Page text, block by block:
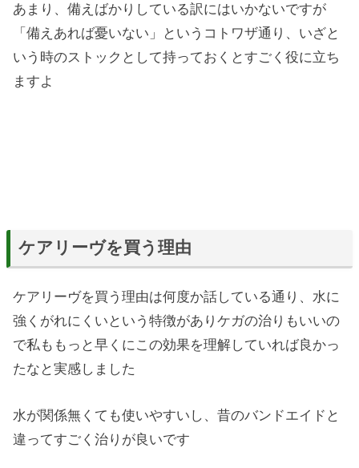
あまり、備えばかりしている訳にはいかないですが
「備えあれば憂いない」というコトワザ通り、いざと
いう時のストックとして持っておくとすごく役に立ち
ますよ
ケアリーヴを買う理由
ケアリーヴを買う理由は何度か話している通り、水に
強くがれにくいという特徴がありケガの治りもいいの
で私ももっと早くにこの効果を理解していれば良かっ
たなと実感しました
水が関係無くても使いやすいし、昔のバンドエイドと
違ってすごく治りが良いです